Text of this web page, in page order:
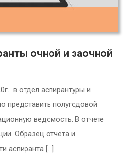
очной и заочной
в отдел аспирантуры и
представить полугодовой
ведомость. В отчете
Образец отчета и
аспиранта […]